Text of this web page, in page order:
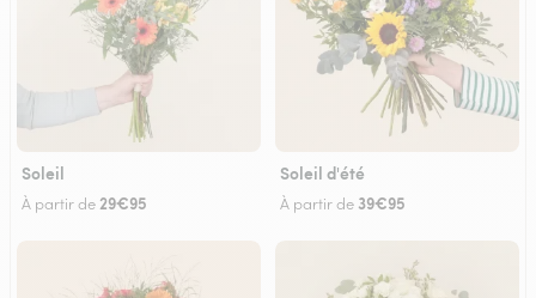
Soleil
À partir de 29€95
Soleil d'été
À partir de 39€95